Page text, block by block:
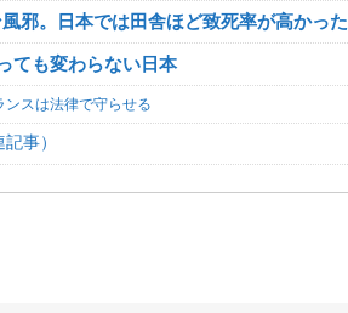
邪。日本では田舎ほど致死率が高かった
ても変わらない日本
ンスは法律で守らせる
記事）